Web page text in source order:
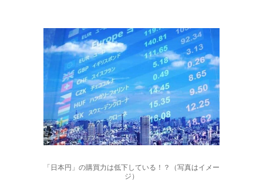
「日本円」の購買力は低下している！？（写真はイメー
ジ）